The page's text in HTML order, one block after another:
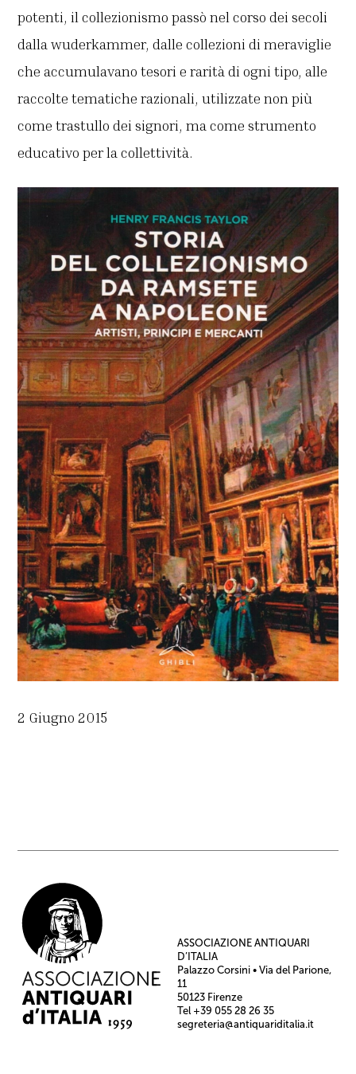
potenti, il collezionismo passò nel corso dei secoli
dalla wuderkammer, dalle collezioni di meraviglie
che accumulavano tesori e rarità di ogni tipo, alle
raccolte tematiche razionali, utilizzate non più
come trastullo dei signori, ma come strumento
educativo per la collettività.
2 Giugno 2015
ASSOCIAZIONE ANTIQUARI
D’ITALIA
Palazzo Corsini • Via del Parione,
11
50123 Firenze
Tel +39 055 28 26 35
segreteria@antiquariditalia.it